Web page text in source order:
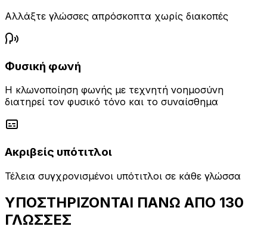
Αλλάξτε γλώσσες απρόσκοπτα χωρίς διακοπές
Φυσική φωνή
Η κλωνοποίηση φωνής με τεχνητή νοημοσύνη
διατηρεί τον φυσικό τόνο και το συναίσθημα
Ακριβείς υπότιτλοι
Τέλεια συγχρονισμένοι υπότιτλοι σε κάθε γλώσσα
ΥΠΟΣΤΗΡΙΖΟΝΤΑΙ ΠΑΝΩ ΑΠΟ 130
ΓΛΩΣΣΕΣ